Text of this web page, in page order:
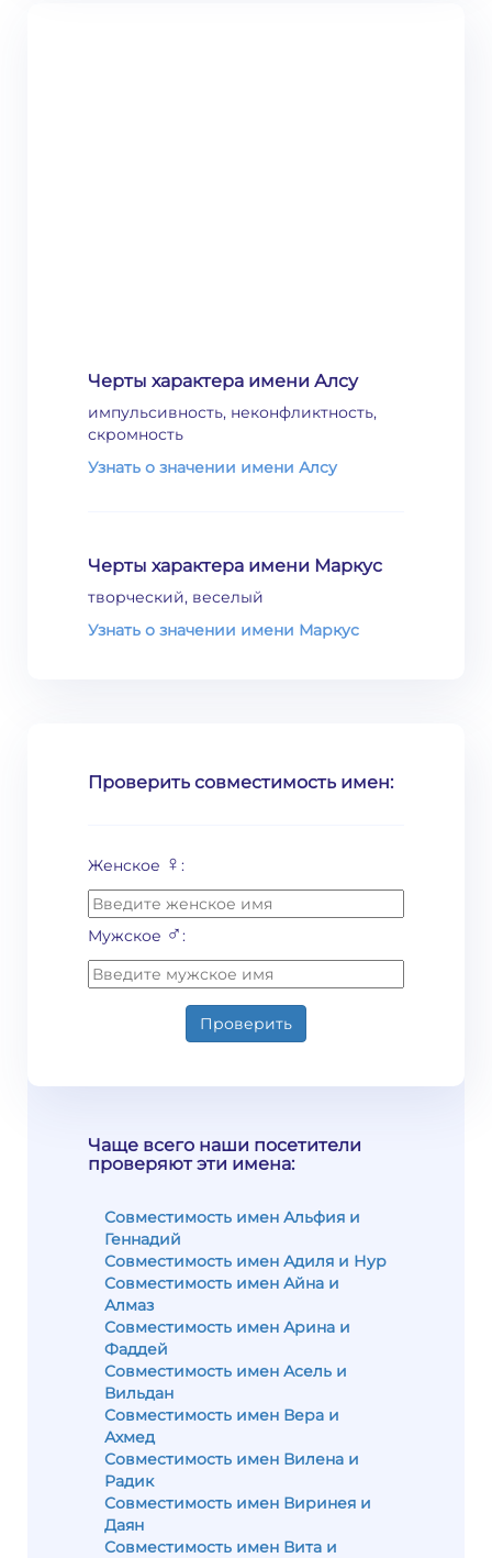
Черты характера имени Алсу
импульсивность, неконфликтность,
скромность
Узнать о значении имени Алсу
Черты характера имени Маркус
творческий, веселый
Узнать о значении имени Маркус
Проверить совместимость имен:
Женское ♀ :
Мужское ♂:
Проверить
Чаще всего наши посетители
проверяют эти имена:
Совместимость имен Альфия и
Геннадий
Совместимость имен Адиля и Нур
Совместимость имен Айна и
Алмаз
Совместимость имен Арина и
Фаддей
Совместимость имен Асель и
Вильдан
Совместимость имен Вера и
Ахмед
Совместимость имен Вилена и
Радик
Совместимость имен Виринея и
Даян
Совместимость имен Вита и